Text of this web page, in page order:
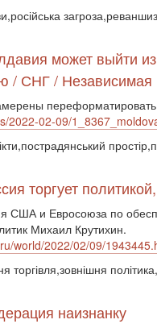
может выйти
/ СНГ / Независимая
2022-02-09/
торгует
США и Евросоюза по
Михаил Крутихин.
world/2022/02/09/
торгівля,зовнішня
наизнанку